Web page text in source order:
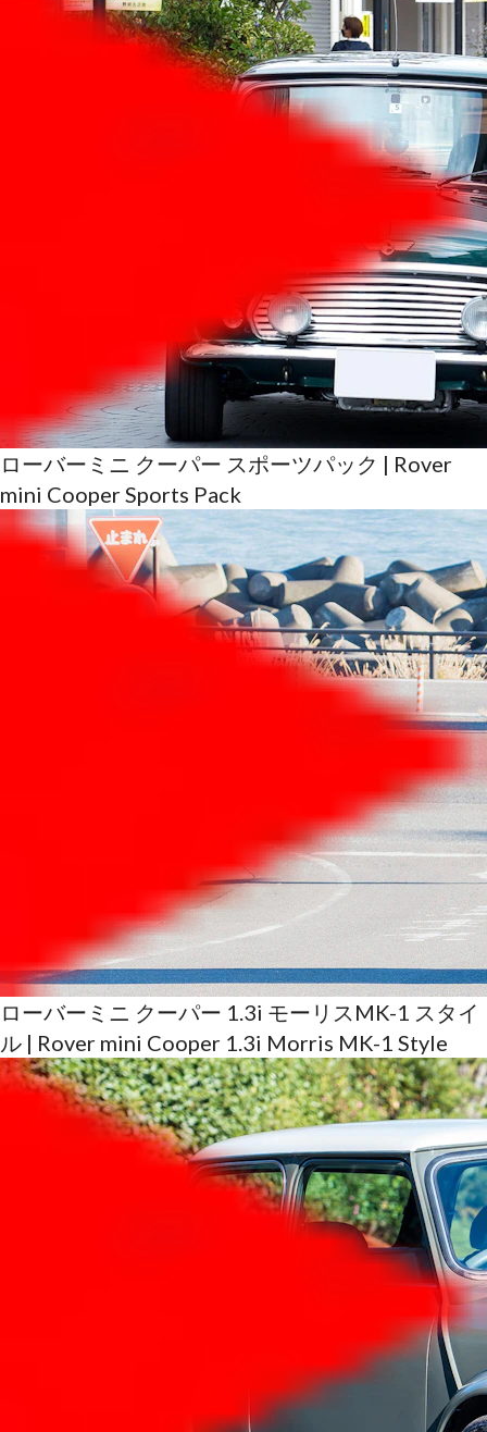
ローバーミニ クーパー スポーツパック | Rover
mini Cooper Sports Pack
ローバーミニ クーパー 1.3i モーリスMK-1 スタイ
ル | Rover mini Cooper 1.3i Morris MK-1 Style